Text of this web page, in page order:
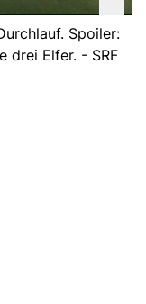
Spoiler:
drei Elfer. - SRF